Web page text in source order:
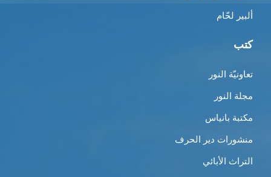
ألبير لحّام
كتب
تعاونيّة النور
مجلة النور
مكتبة بانياس
منشورات دير الحرف
التراث الأبائي